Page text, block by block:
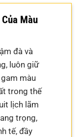
Màu
đà và
luôn giữ
màu
trong thế
lịch lãm
trọng,
tế, đầy